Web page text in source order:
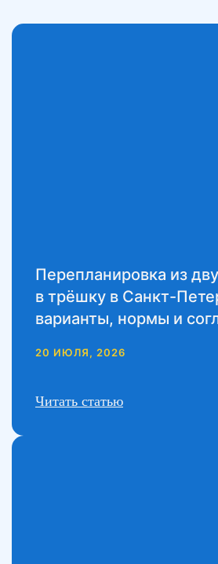
Перепланировка из
в трёшку в Санкт-
варианты, нормы и
20 ИЮЛЯ, 2026
Читать статью